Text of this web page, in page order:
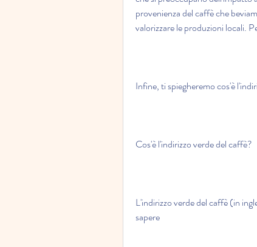
provenienza del caffè che
valorizzare le produzioni locali.
Infine, ti spiegheremo cos'è
Cos'è l'indirizzo verde del caffè?
L'indirizzo verde del caffè (in
sapere